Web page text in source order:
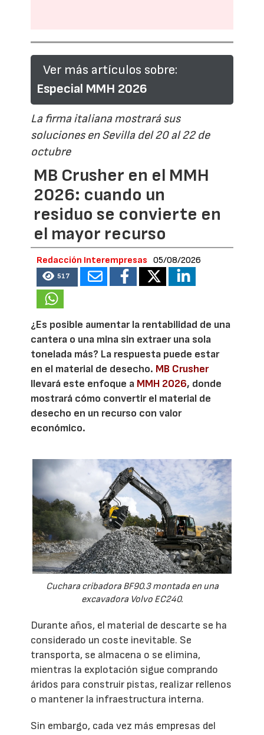
Ver más artículos sobre:
Especial MMH 2026
La firma italiana mostrará sus
soluciones en Sevilla del 20 al 22 de
octubre
MB Crusher en el MMH
2026: cuando un
residuo se convierte en
el mayor recurso
Redacción Interempresas 05/08/2026
517
¿Es posible aumentar la rentabilidad de una
cantera o una mina sin extraer una sola
tonelada más? La respuesta puede estar
en el material de desecho. MB Crusher
llevará este enfoque a MMH 2026, donde
mostrará cómo convertir el material de
desecho en un recurso con valor
económico.
Cuchara cribadora BF90.3 montada en una
excavadora Volvo EC240.
Durante años, el material de descarte se ha
considerado un coste inevitable. Se
transporta, se almacena o se elimina,
mientras la explotación sigue comprando
áridos para construir pistas, realizar rellenos
o mantener la infraestructura interna.
Sin embargo, cada vez más empresas del